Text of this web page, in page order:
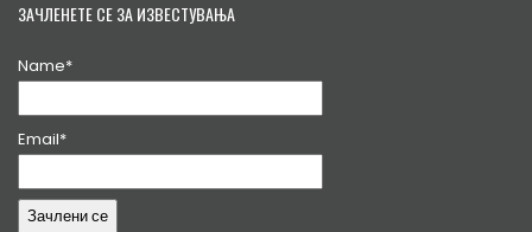
ЗАЧЛЕНЕТЕ СЕ ЗА ИЗВЕСТУВАЊА
Name*
Email*